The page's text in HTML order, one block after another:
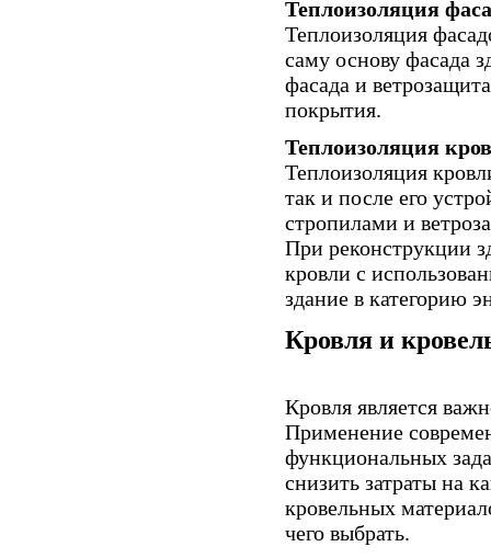
Теплоизоляция
Теплоизоляция
саму основу фасада
фасада и
покрытия.
Теплоизоляция
Теплоизоляция
так и после его
стропилами и
При реконструкции
кровли с
здание в категорию
Кровля и
Кровля является
Применение
функциональных
снизить затраты на
кровельных
чего выбрать.